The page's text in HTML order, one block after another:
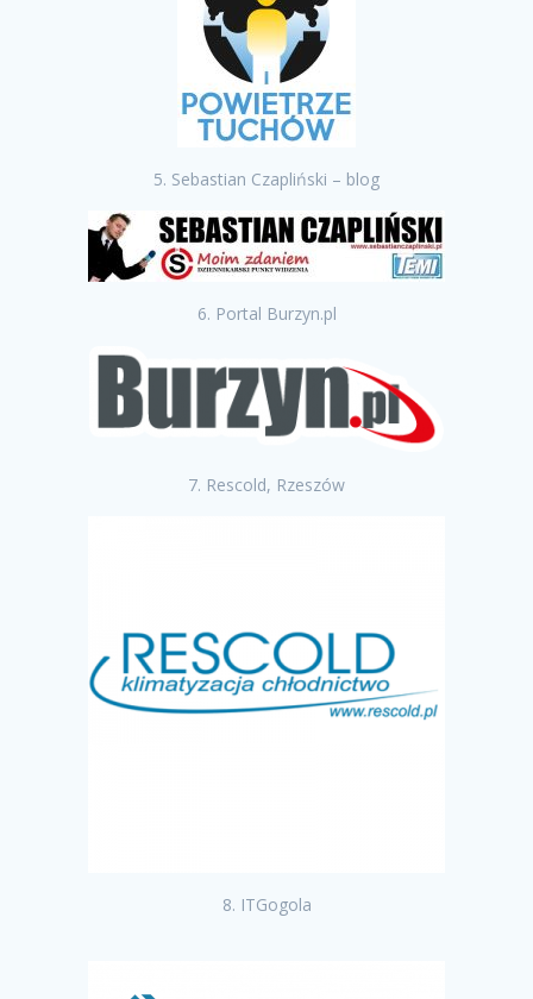
5. Sebastian Czapliński – blog
6. Portal Burzyn.pl
7. Rescold, Rzeszów
8. ITGogola